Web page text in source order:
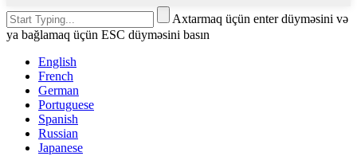
Axtarmaq üçün enter düyməsini və
ya bağlamaq üçün ESC düyməsini basın
English
French
German
Portuguese
Spanish
Russian
Japanese